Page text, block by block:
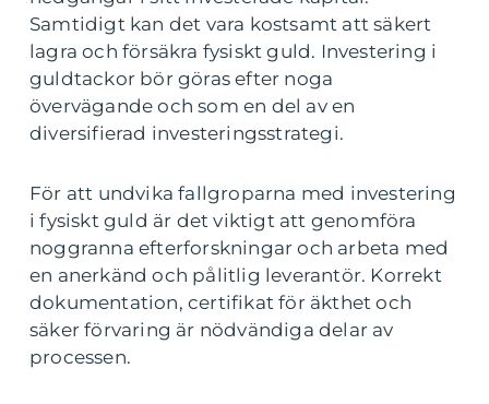
Samtidigt kan det vara kostsamt att säkert
lagra och försäkra fysiskt guld. Investering i
guldtackor bör göras efter noga
övervägande och som en del av en
diversifierad investeringsstrategi.
För att undvika fallgroparna med investering
i fysiskt guld är det viktigt att genomföra
noggranna efterforskningar och arbeta med
en anerkänd och pålitlig leverantör. Korrekt
dokumentation, certifikat för äkthet och
säker förvaring är nödvändiga delar av
processen.